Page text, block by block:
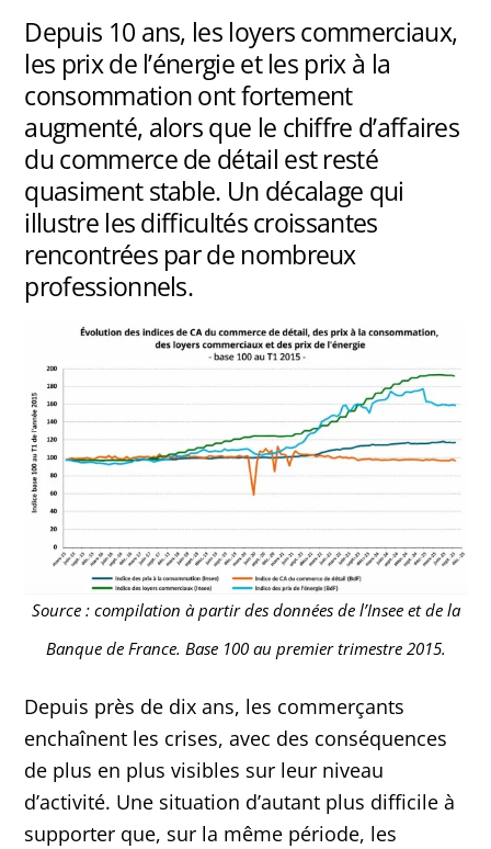
Depuis 10 ans, les loyers commerciaux,
les prix de l’énergie et les prix à la
consommation ont fortement
augmenté, alors que le chiffre d’affaires
du commerce de détail est resté
quasiment stable. Un décalage qui
illustre les difficultés croissantes
rencontrées par de nombreux
professionnels.
Source : compilation à partir des données de l’Insee et de la
Banque de France. Base 100 au premier trimestre 2015.
Depuis près de dix ans, les commerçants
enchaînent les crises, avec des conséquences
de plus en plus visibles sur leur niveau
d’activité. Une situation d’autant plus difficile à
supporter que, sur la même période, les